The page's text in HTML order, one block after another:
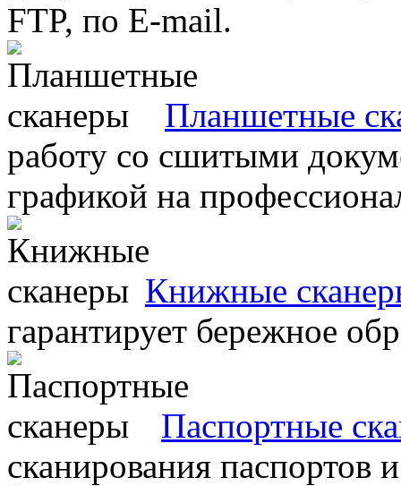
FTP, по E-mail.
Планшетные
работу со сшитыми
графикой на
Книжные
гарантирует бережное
Паспортные
сканирования паспортов